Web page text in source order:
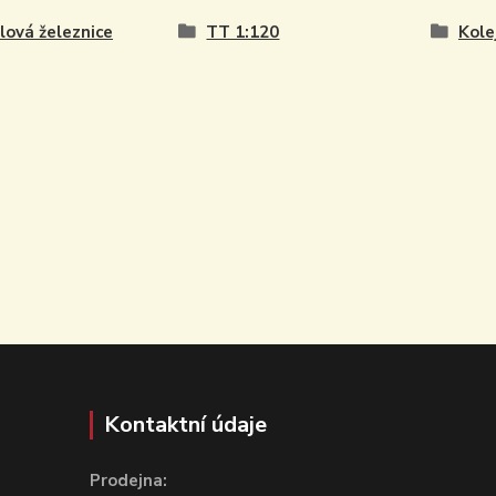
železnice TT 1:120
Kontaktní údaje
Prodejna: